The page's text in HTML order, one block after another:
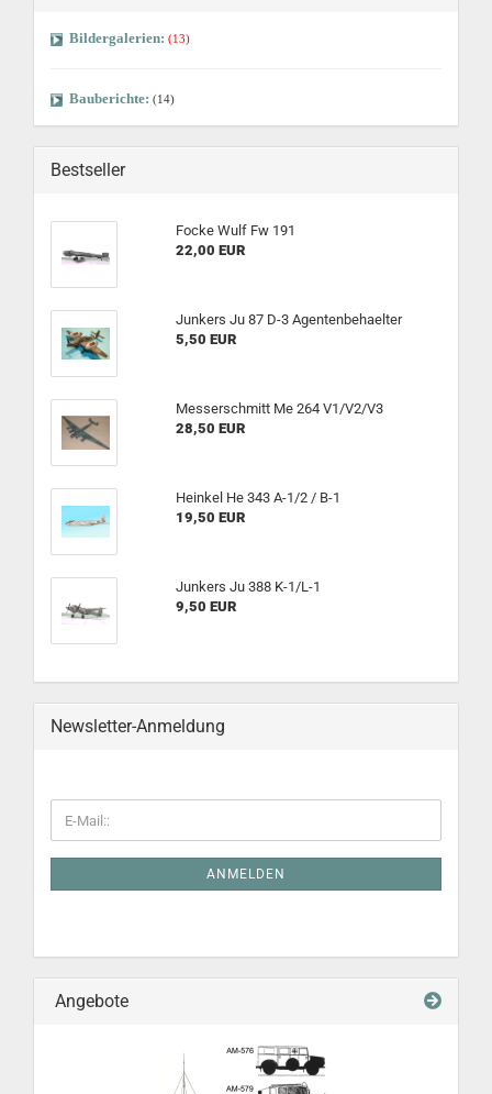
Bildergalerien: (13)
Bauberichte: (14)
Bestseller
Focke Wulf Fw 191
22,00 EUR
Junkers Ju 87 D-3 Agentenbehaelter
5,50 EUR
Messerschmitt Me 264 V1/V2/V3
28,50 EUR
Heinkel He 343 A-1/2 / B-1
19,50 EUR
Junkers Ju 388 K-1/L-1
9,50 EUR
Newsletter-Anmeldung
ANMELDEN
Angebote